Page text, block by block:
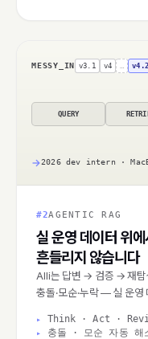
MESSY_IN v3.1 v4 v4.2
QUERY
→2026 dev intern ·
#2AGENTIC RAG
실 운영 데이터 위에
흔들리지 않습니다
Alli는 답변 → 검증 → 재탐
충돌·모순·누락 — 실 운
Think · Act ·
충돌 · 모순 자동 해